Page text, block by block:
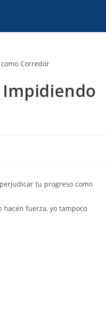
tu progreso como
fuerza, yo tampoco